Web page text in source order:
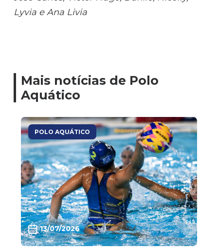
Lyvia e Ana Livia
Mais notícias de Polo
Aquático
POLO AQUÁTICO
13/07/2026